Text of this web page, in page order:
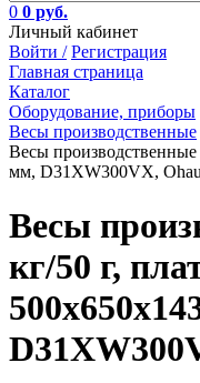
0 0 руб.
Личный кабинет
Войти / Регистрация
Главная страница
Каталог
Оборудование, приборы
Весы производственные
Весы производственные
мм, D31XW300VX,
Весы
кг/50 г,